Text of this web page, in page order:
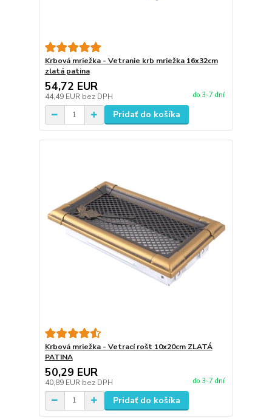
Krbová mriežka - Vetranie krb mriežka 16x32cm
zlatá patina
54,72 EUR
44,49 EUR bez DPH do 3-7 dní
Pridať do košíka
Krbová mriežka - Vetrací rošt 10x20cm ZLATÁ
PATINA
50,29 EUR
40,89 EUR bez DPH do 3-7 dní
Pridať do košíka